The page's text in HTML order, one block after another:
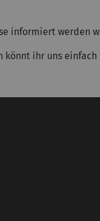
informiert werden
könnt ihr uns einfach